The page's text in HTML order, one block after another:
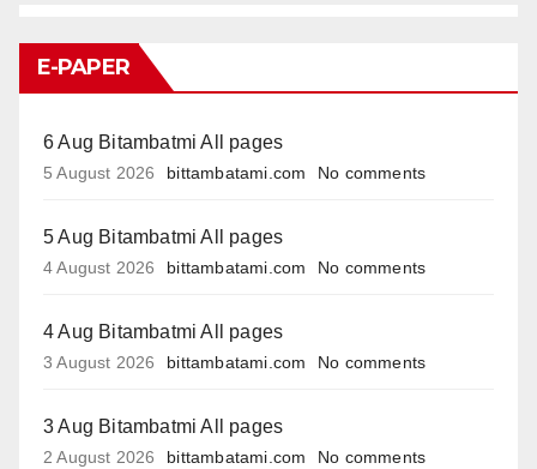
E-PAPER
6 Aug Bitambatmi All pages
5 August 2026 bittambatami.com No comments
5 Aug Bitambatmi All pages
4 August 2026 bittambatami.com No comments
4 Aug Bitambatmi All pages
3 August 2026 bittambatami.com No comments
3 Aug Bitambatmi All pages
2 August 2026 bittambatami.com No comments